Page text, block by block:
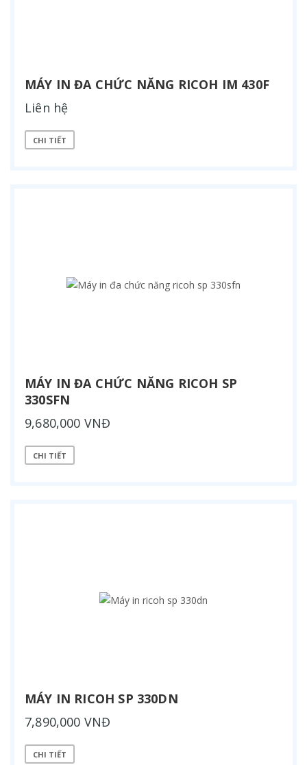
MÁY IN ĐA CHỨC NĂNG RICOH IM 430F
Liên hệ
CHI TIẾT
MÁY IN ĐA CHỨC NĂNG RICOH SP
330SFN
9,680,000 VNĐ
CHI TIẾT
MÁY IN RICOH SP 330DN
7,890,000 VNĐ
CHI TIẾT